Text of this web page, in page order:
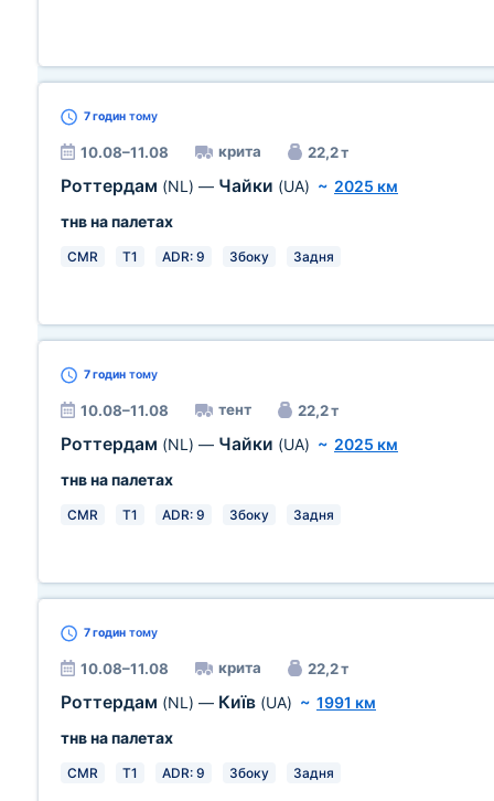
7 годин тому
10.08–11.08 крита 22,2 т
Роттердам (NL) — Чайки (UA) ~ 2025 км
тнв на палетах
CMR T1 ADR: 9 Збоку Задня
7 годин тому
10.08–11.08 тент 22,2 т
Роттердам (NL) — Чайки (UA) ~ 2025 км
тнв на палетах
CMR T1 ADR: 9 Збоку Задня
7 годин тому
10.08–11.08 крита 22,2 т
Роттердам (NL) — Київ (UA) ~ 1991 км
тнв на палетах
CMR T1 ADR: 9 Збоку Задня